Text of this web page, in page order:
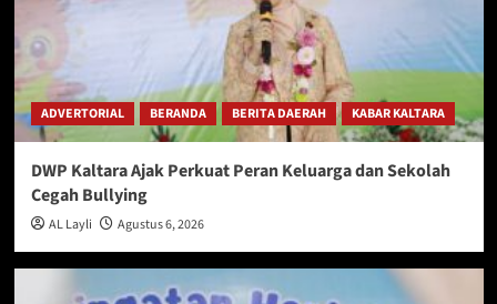
ADVERTORIAL BERANDA BERITA DAERAH KABAR KALTARA
DWP Kaltara Ajak Perkuat Peran Keluarga dan Sekolah
Cegah Bullying
AL Layli Agustus 6, 2026